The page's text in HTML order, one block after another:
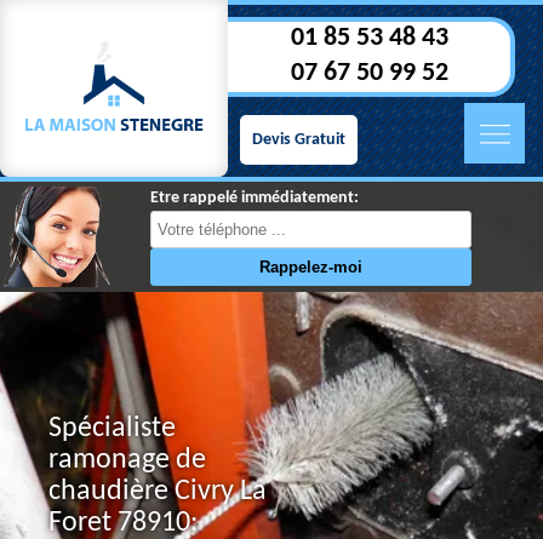
01 85 53 48 43
07 67 50 99 52
Devis Gratuit
Etre rappelé immédiatement:
Spécialiste
ramonage de
chaudière Civry La
Foret 78910: